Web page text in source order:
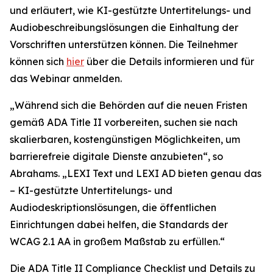
und erläutert, wie KI-gestützte Untertitelungs- und
Audiobeschreibungslösungen die Einhaltung der
Vorschriften unterstützen können. Die Teilnehmer
können sich hier über die Details informieren und für
das Webinar anmelden.
„Während sich die Behörden auf die neuen Fristen
gemäß ADA Title II vorbereiten, suchen sie nach
skalierbaren, kostengünstigen Möglichkeiten, um
barrierefreie digitale Dienste anzubieten“, so
Abrahams. „LEXI Text und LEXI AD bieten genau das
– KI-gestützte Untertitelungs- und
Audiodeskriptionslösungen, die öffentlichen
Einrichtungen dabei helfen, die Standards der
WCAG 2.1 AA in großem Maßstab zu erfüllen.“
Die ADA Title II Compliance Checklist und Details zu